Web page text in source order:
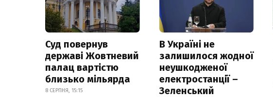
Суд повернув
державі Жовтневий
палац вартістю
близько мільярда
8 СЕРПНЯ, 15:15
В Україні не
залишилося жодної
неушкодженої
електростанції –
Зеленський